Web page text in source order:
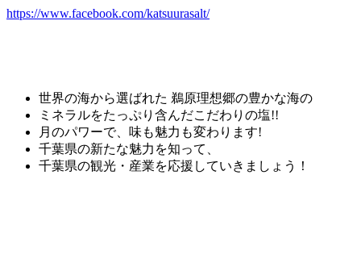
https://www.facebook.com/katsuurasalt/
世界の海から選ばれた 鵜原理想郷の豊かな海の
ミネラルをたっぷり含んだこだわりの塩!!
月のパワーで、味も魅力も変わります!
千葉県の新たな魅力を知って、
千葉県の観光・産業を応援していきましょう！